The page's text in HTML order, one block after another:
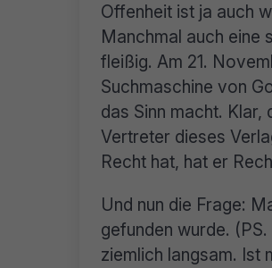
Offenheit ist ja auch
Manchmal auch eine
fleißig. Am 21.
Suchmaschine von
das Sinn macht.
Vertreter dieses
Recht hat, hat er
Und nun die Frage:
gefunden wurde.
ziemlich langsam. Ist